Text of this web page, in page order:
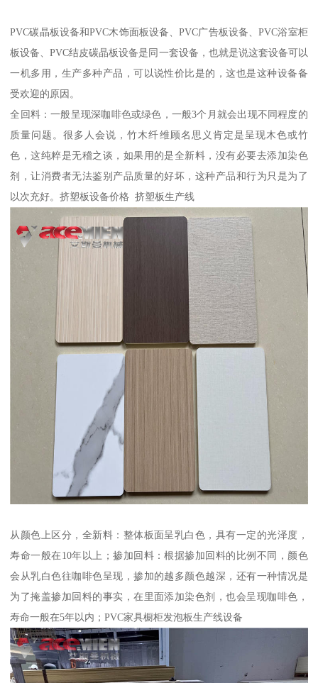
PVC碳晶板设备和PVC木饰面板设备、PVC广告板设备、PVC浴室柜
板设备、PVC结皮碳晶板设备是同一套设备，也就是说这套设备可以
一机多用，生产多种产品，可以说性价比是的，这也是这种设备备
受欢迎的原因。
全回料：一般呈现深咖啡色或绿色，一般3个月就会出现不同程度的
质量问题。很多人会说，竹木纤维顾名思义肯定是呈现木色或竹
色，这纯粹是无稽之谈，如果用的是全新料，没有必要去添加染色
剂，让消费者无法鉴别产品质量的好坏，这种产品和行为只是为了
以次充好。挤塑板设备价格 挤塑板生产线
从颜色上区分，全新料：整体板面呈乳白色，具有一定的光泽度，
寿命一般在10年以上；掺加回料：根据掺加回料的比例不同，颜色
会从乳白色往咖啡色呈现，掺加的越多颜色越深，还有一种情况是
为了掩盖掺加回料的事实，在里面添加染色剂，也会呈现咖啡色，
寿命一般在5年以内；PVC家具橱柜发泡板生产线设备